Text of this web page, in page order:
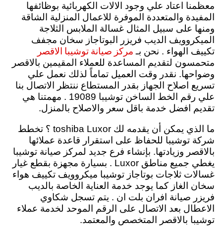
معظمنا اعتاد علي وجود الالات الكهربائية بوظائفها
المفيدة والمتعددة الموفرة للاعمال المنزلية الشاقة
ومنها على سبيل المثال غسالة الملابس الثلاجة
الميكروويف الديب فريزر البوتاجاز سخان مجفف
تكييف الهواء . نحن بـ مركز صيانة توشيبا الاقصر
متحمسون لتقديم المساعدة للعملاء المقيمين بالاقصر
وضواحها. نقدر وقت العميل تماماً لذلك نعمل علي
تسريع اصلاح الجهاز بقدر المستطاع ننتظر الاتصال بنا
علي رقم الخط الساخن توشيبا 19089 . مهمتنا هي
تقديم افضل خدمة باقل سعر والاصلاح بالمنزل.
ما الذي يمكن أن يقدمه لك toshiba Luxor ؟
تخطط
شركة توشيبا للحفاظ على استقرار قاعدة عملائها
بالاقصر وزيادتها. بإنشاء فرع جديد لمركز صيانة توشيبا
يغطي جميع مناطق Luxor . بسيارة مجهزة بقطع غيار
غسالات ثلاجات بوتاجاز توشيبا ميكروويف تكييف هواء
سخان الغاز كما يوجد خدمة العناية الخاصة بالديب
فريزر صيانة افران بلت ان . يتم تسجل شكاوي
الاعطال بعد الاتصال على الرقم الموحد لخدمة عملاء
توشيبا بالاقصر المتخصص والمعتمد.